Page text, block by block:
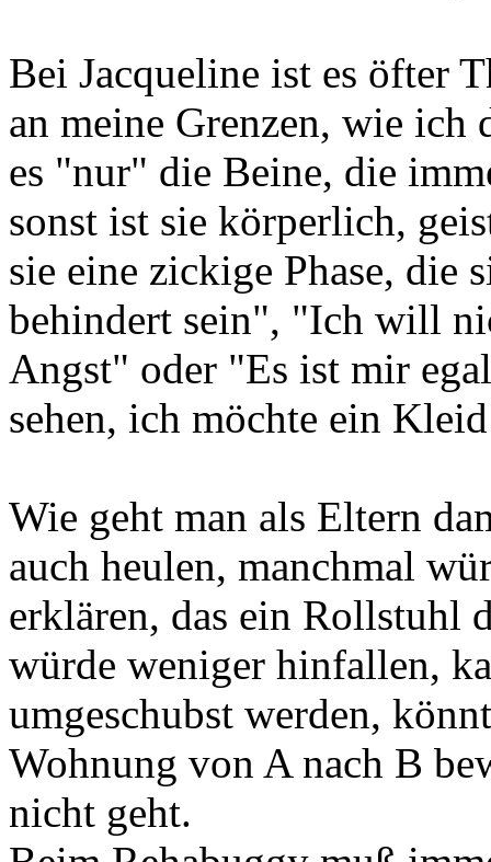
Bei Jacqueline ist es öfter
an meine Grenzen, wie
es "nur" die Beine, die
sonst ist sie körperlich,
sie eine zickige Phase,
behindert sein", "Ich will
Angst" oder "Es ist mir
sehen, ich möchte ein
Wie geht man als Eltern
auch heulen, manchmal
erklären, das ein Rollstuhl
würde weniger hinfallen,
umgeschubst werden,
Wohnung von A nach B
nicht geht.